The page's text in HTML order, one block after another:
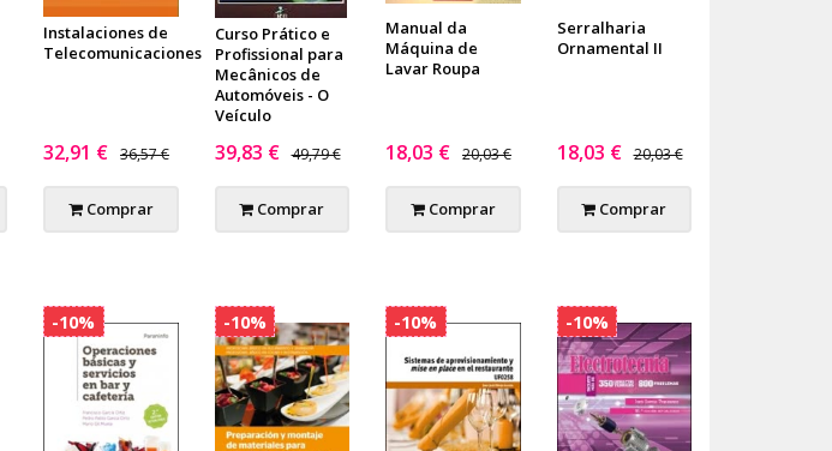
Instalaciones de
Telecomunicaciones
32,91 € 36,57 €
Comprar
Curso Prático e
Profissional para
Mecânicos de
Automóveis - O
Veículo
39,83 € 49,79 €
Comprar
Manual da
Máquina de
Lavar Roupa
18,03 € 20,03 €
Comprar
Serralharia
Ornamental II
18,03 € 20,03 €
Comprar
-10% -10% -10% -10%